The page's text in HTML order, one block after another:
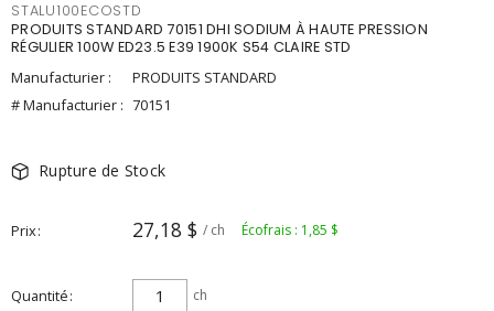
STALU100ECOSTD
PRODUITS STANDARD 70151 DHI SODIUM À HAUTE PRESSION
RÉGULIER 100W ED23.5 E39 1900K S54 CLAIRE STD
Manufacturier :
PRODUITS STANDARD
# Manufacturier : 70151
Rupture de Stock
Prix 27,18 $ / ch Écofrais : 1,85 $
Quantité ch